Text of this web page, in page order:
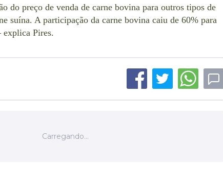
do preço de venda de carne bovina para outros tipos de
suína. A participação da carne bovina caiu de 60% para
explica Pires.